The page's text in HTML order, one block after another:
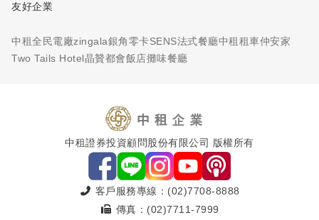
友好企業
中租全民電廠zingala銀角零卡SENS法式餐廳中租租車仲安家
Two Tails Hotel晶贊都會飯店攤味餐廳
中租證券投資顧問股份有限公司 版權所有
客戶服務專線：(02)7708-8888
傳真：(02)7711-7999